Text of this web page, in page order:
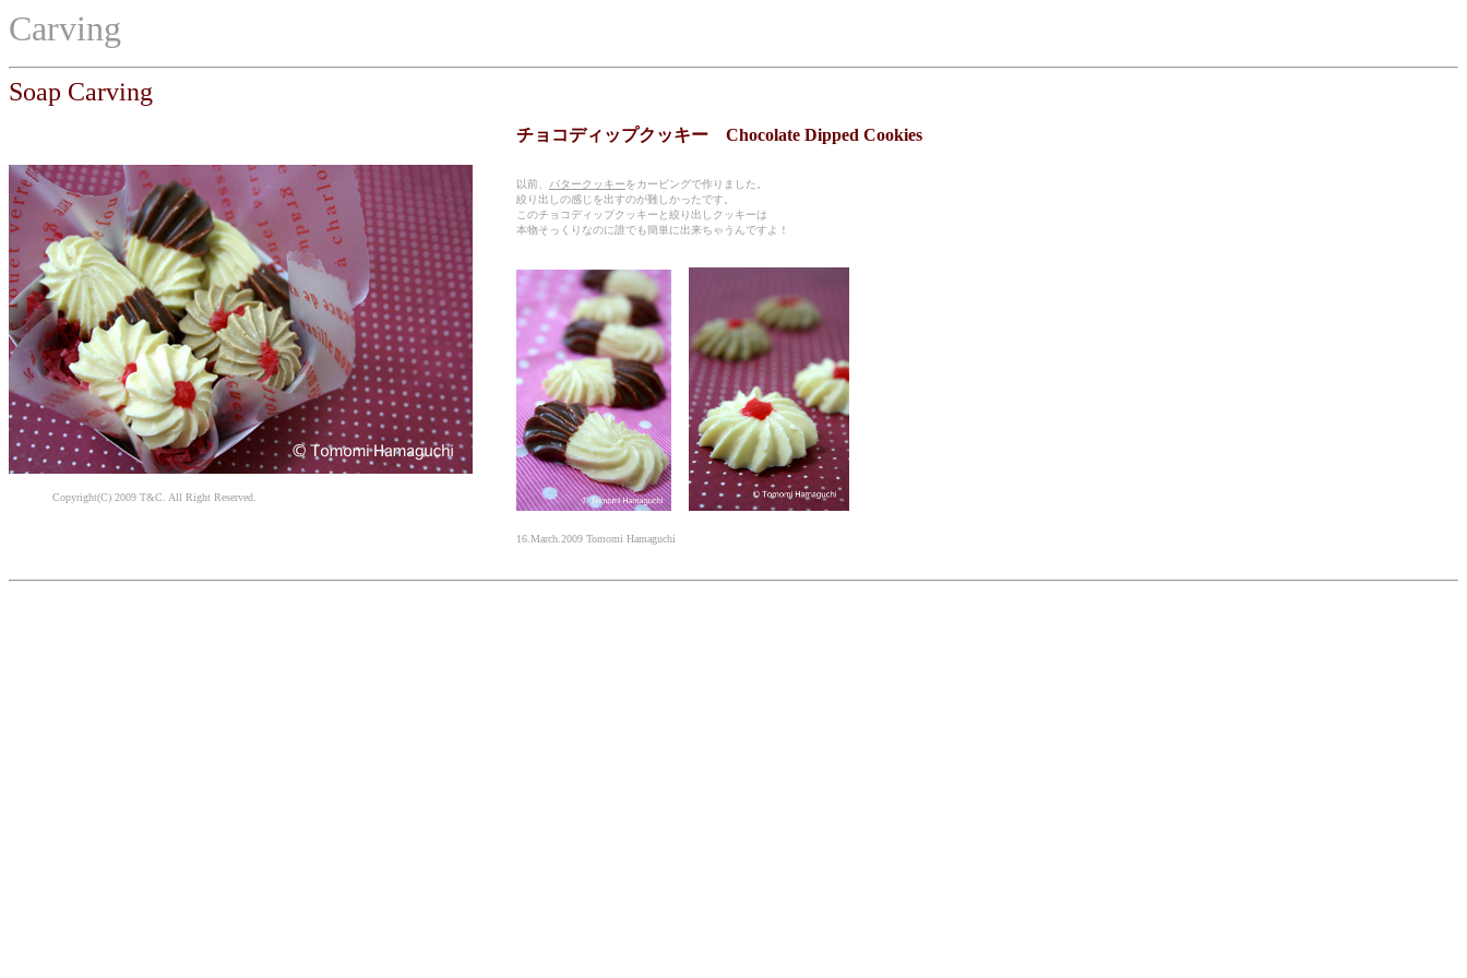
Carving
Soap Carving
Copyright(C) 2009 T&C. All Right Reserved.
チョコディップクッキー Chocolate Dipped Cookies
以前、 バタークッキーをカービングで作りました。
絞り出しの感じを出すのが難しかったです。
このチョコディップクッキーと絞り出しクッキーは
本物そっくりなのに誰でも簡単に出来ちゃうんですよ！
16.March.2009 Tomomi Hamaguchi